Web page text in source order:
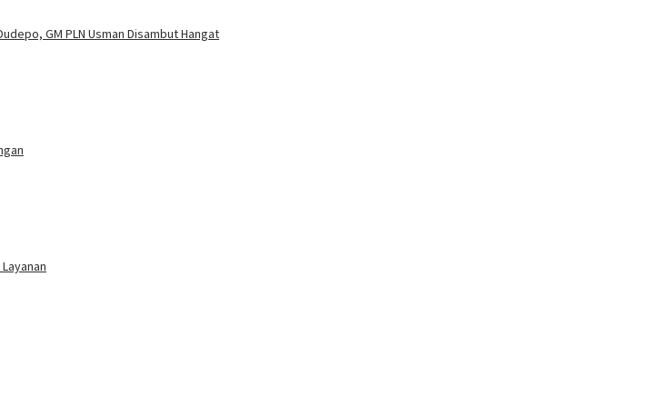
GM PLN Usman Disambut Hangat